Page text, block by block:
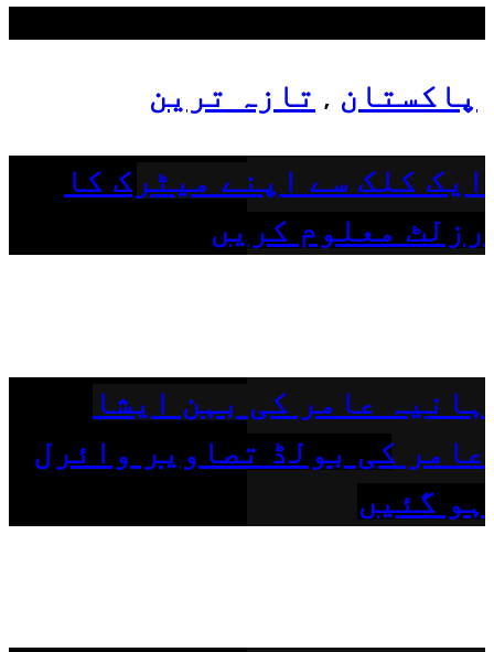
پاکستان , تازہ ترین
ایک کلک سے اپنے میٹرک کا
رزلٹ معلوم کریں
ہانیہ عامر کی بہن ایشا
عامر کی بولڈ تصاویر وائرل
ہو گئیں